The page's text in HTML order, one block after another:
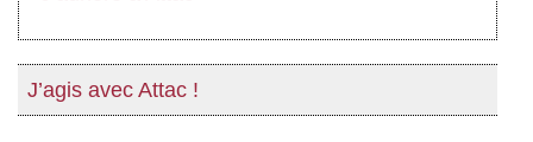
J’agis avec Attac !